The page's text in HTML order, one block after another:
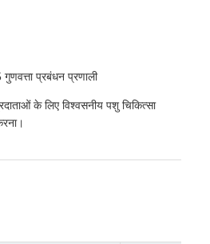
प्रबंधन प्रणाली
के लिए विश्वसनीय पशु चिकित्सा